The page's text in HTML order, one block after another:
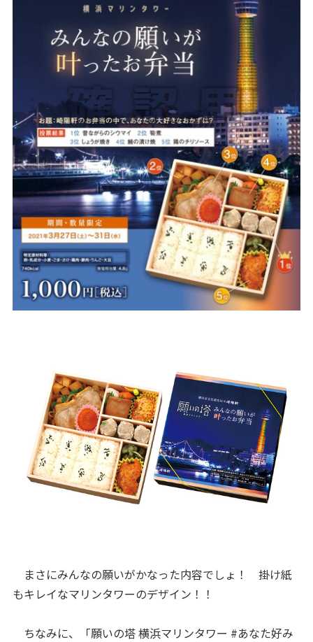
まさにみんなの願いがかなった内容でしょ！ 掛け紙
もキレイなマリンタワーのデザイン！！
ちなみに、「願いの塔 横浜マリンタワー #あなた好み